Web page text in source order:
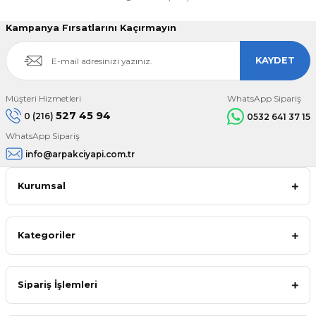
Kampanya Fırsatlarını Kaçırmayın
KAYDET
Müşteri Hizmetleri
0 (216) 527 45 94
WhatsApp Sipariş
0532 641 37 15
WhatsApp Sipariş
info@arpakciyapi.com.tr
Kurumsal
Kategoriler
Sipariş İşlemleri